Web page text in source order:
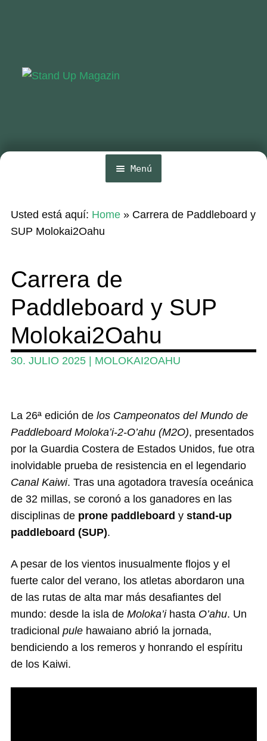
Menú
Wing y Foil
Guia
Mi cuenta
Usted está aquí: Home» Carrera de Paddleboard y
SUP Molokai2Oahu
Carrera de
Paddleboard y SUP
Molokai2Oahu
30. JULIO 2025| MOLOKAI2OAHU
La 26ª edición de los Campeonatos del Mundo de
Paddleboard Moloka’i-2-O’ahu (M2O), presentados
por la Guardia Costera de Estados Unidos, fue otra
inolvidable prueba de resistencia en el legendario
Canal Kaiwi. Tras una agotadora travesía oceánica
de 32 millas, se coronó a los ganadores en las
disciplinas de prone paddleboard y stand-up
paddleboard (SUP).
A pesar de los vientos inusualmente flojos y el
fuerte calor del verano, los atletas abordaron una
de las rutas de alta mar más desafiantes del
mundo: desde la isla de Moloka’ihasta O’ahu. Un
tradicional pulehawaiano abrió la jornada,
bendiciendo a los remeros y honrando el espíritu
de los Kaiwi.